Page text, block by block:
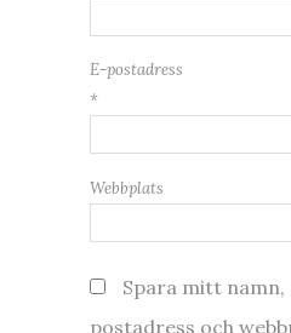
E-postadress
*
Webbplats
Spara mitt namn,
postadress och